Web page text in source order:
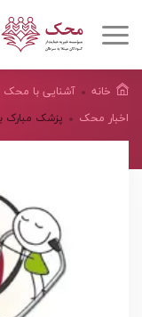
خانه آشنایی با محک
اخبار محک
پزشک مبارک